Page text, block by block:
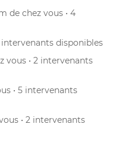
de chez vous • 4
intervenants disponibles
vous • 2 intervenants
• 5 intervenants
• 2 intervenants